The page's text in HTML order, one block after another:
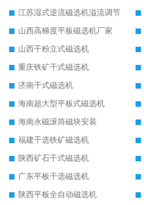
江苏湿式逆流磁选机溢流调节
山西高梯度平板磁选机厂家
山西干粉立式磁选机
重庆铁矿干式磁选机
济南干式磁选机
海南超大型平板式磁选机
海南永磁滚筒磁块安装
福建干选铁矿磁选机
陕西矿石干式磁选机
广东平板干选磁选机
陕西平板全自动磁选机